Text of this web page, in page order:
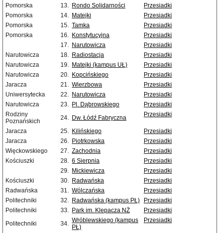
Pomorska
13. Rondo Solidarności
Przesiadki
Pomorska
14. Matejki
Przesiadki
Pomorska
15. Tamka
Przesiadki
Pomorska
16. Konstytucyjna
Przesiadki
17. Narutowicza
Przesiadki
Narutowicza
18. Radiostacja
Przesiadki
Narutowicza
19. Matejki (kampus UŁ)
Przesiadki
Narutowicza
20. Kopcińskiego
Przesiadki
Jaracza
21. Wierzbowa
Przesiadki
Uniwersytecka
22. Narutowicza
Przesiadki
Narutowicza
23. Pl. Dąbrowskiego
Przesiadki
Rodziny
Poznańskich
24. Dw. Łódź Fabryczna Przesiadki
Jaracza 25. Kilińskiego
Przesiadki
Jaracza
26. Piotrkowska
Przesiadki
Więckowskiego
27. Zachodnia
Przesiadki
Kościuszki
28. 6 Sierpnia
Przesiadki
29. Mickiewicza
Przesiadki
Kościuszki
30. Radwańska
Przesiadki
Radwańska
31. Wólczańska
Przesiadki
Politechniki
32. Radwańska (kampus PŁ)
Przesiadki
Politechniki
33. Park im. Klepacza NŻ
Przesiadki
Politechniki
34. Wróblewskiego (kampus
PŁ)
Przesiadki